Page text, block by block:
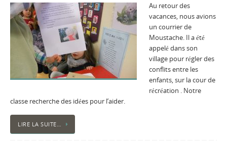
Au retour des
vacances, nous avions
un courrier de
Moustache. Il a été
appelé dans son
village pour régler des
conflits entre les
enfants, sur la cour de
récréation . Notre
classe recherche des idées pour l’aider.
LIRE LA SUITE…